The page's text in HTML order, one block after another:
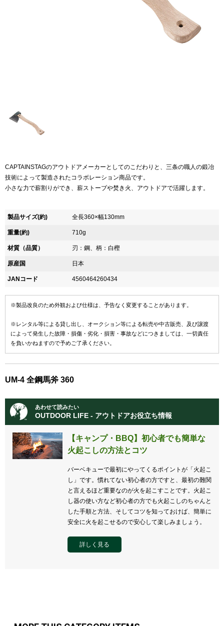
CAPTAINSTAGのアウトドアメーカーとしてのこだわりと、三条の職人の鍛冶
技術によって製造されたコラボレーション商品です。
小さな力で薪割りができ、薪ストーブや焚き火、アウトドアで活躍します。
製品サイズ(約) 全長360×幅130mm
重量(約) 710g
材質（品質） 刃：鋼、柄：白樫
原産国 日本
JANコード 4560464260434
※製品改良のため外観および仕様は、予告なく変更することがあります。
※レンタル等による貸し出し、オークション等による転売や中古販売、及び譲渡
によって発生した故障・損傷・劣化・損害・事故などにつきましては、一切責任
を負いかねますので予めご了承ください。
UM-4 全鋼馬斧 360
あわせて読みたい
OUTDOOR LIFE - アウトドアお役立ち情報
【キャンプ・BBQ】初心者でも簡単な
火起こしの方法とコツ
バーベキューで最初にやってくるポイントが「火起こ
し」です。慣れてない初心者の方ですと、最初の難関
と言えるほど重要なのが火を起こすことです。火起こ
し器の使い方など初心者の方でも火起こしのちゃんと
した手順と方法、そしてコツを知っておけば、簡単に
安全に火を起こせるので安心して楽しみましょう。
詳しく見る